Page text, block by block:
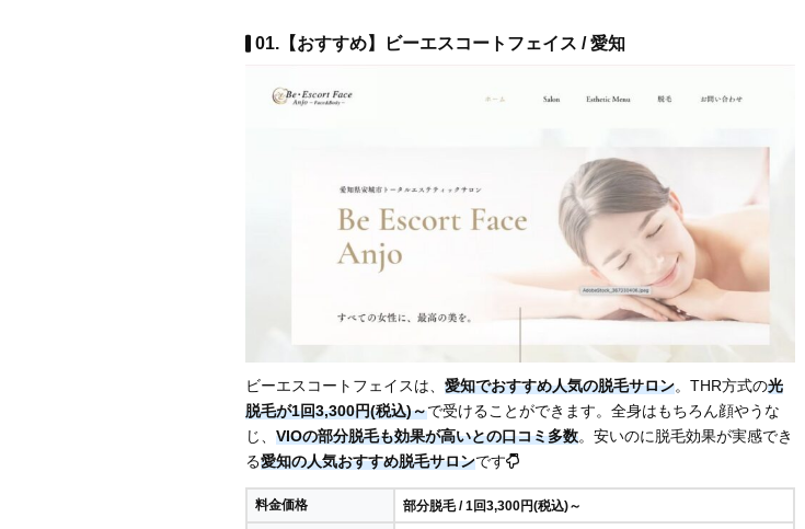
01.【おすすめ】ビーエスコートフェイス / 愛知
ビーエスコートフェイスは、 愛知でおすすめ人気の脱毛サロン。THR方式の光
脱毛が1回3,300円(税込)～で受けることができます。全身はもちろん顔やうな
じ、 VIOの部分脱毛も効果が高いとの口コミ多数。安いのに脱毛効果が実感でき
る愛知の人気おすすめ脱毛サロンです
料金価格 部分脱毛 / 1回3,300円(税込)～